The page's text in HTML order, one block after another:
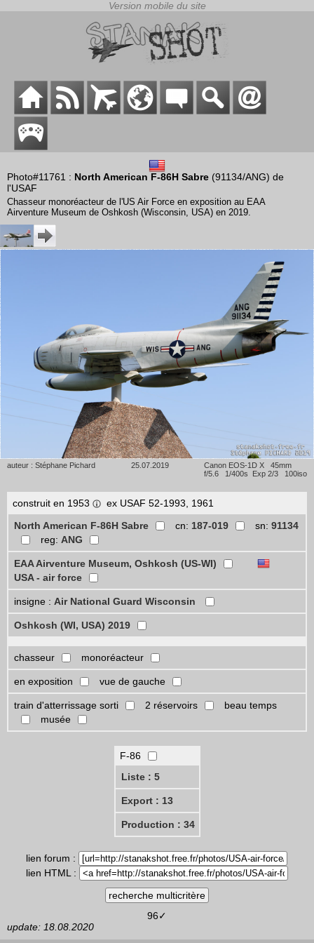
Photo#11761 : North American F-86H Sabre (91134/ANG) de
l'USAF
Chasseur monoréacteur de l'US Air Force en exposition au EAA
Airventure Museum de Oshkosh (Wisconsin, USA) en 2019.
auteur : Stéphane Pichard 25.07.2019
Canon EOS-1D X 45mm
f/5.6 1/400s Exp 2/3 100iso
construit en 1953
ex USAF 52-1993, 1961
North American F-86H Sabre
cn: 187-019 sn: 91134
reg: ANG
EAA Airventure Museum, Oshkosh (US-WI)
USA - air force
insigne : Air National Guard Wisconsin
Oshkosh (WI, USA) 2019
chasseur monoréacteur
en exposition vue de gauche
train d'atterrissage sorti 2 réservoirs
beau temps
musée
F-86
Liste : 5
Export : 13
Production : 34
lien forum :
lien HTML :
96✓
update: 18.08.2020